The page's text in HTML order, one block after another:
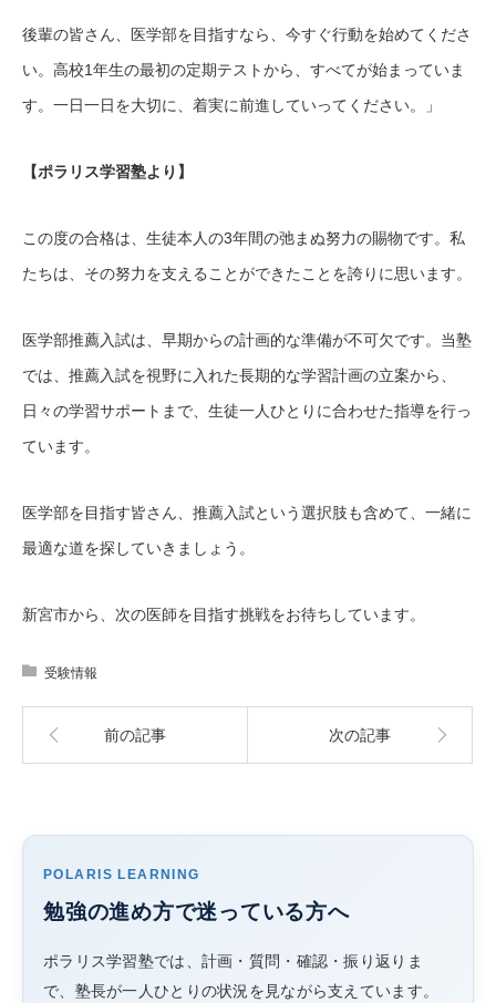
後輩の皆さん、医学部を目指すなら、今すぐ行動を始めてくださ
い。高校1年生の最初の定期テストから、すべてが始まっていま
す。一日一日を大切に、着実に前進していってください。」
【ポラリス学習塾より】
この度の合格は、生徒本人の3年間の弛まぬ努力の賜物です。私
たちは、その努力を支えることができたことを誇りに思います。
医学部推薦入試は、早期からの計画的な準備が不可欠です。当塾
では、推薦入試を視野に入れた長期的な学習計画の立案から、
日々の学習サポートまで、生徒一人ひとりに合わせた指導を行っ
ています。
医学部を目指す皆さん、推薦入試という選択肢も含めて、一緒に
最適な道を探していきましょう。
新宮市から、次の医師を目指す挑戦をお待ちしています。
受験情報
前の記事 次の記事
POLARIS LEARNING
勉強の進め方で迷っている方へ
ポラリス学習塾では、計画・質問・確認・振り返りま
で、塾長が一人ひとりの状況を見ながら支えています。